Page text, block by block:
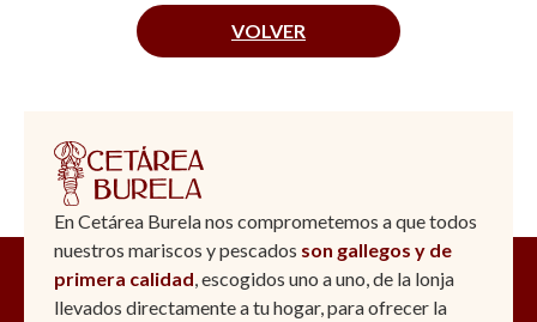
VOLVER
En Cetárea Burela nos comprometemos a que todos
nuestros mariscos y pescados son gallegos y de
primera calidad, escogidos uno a uno, de la lonja
llevados directamente a tu hogar, para ofrecer la